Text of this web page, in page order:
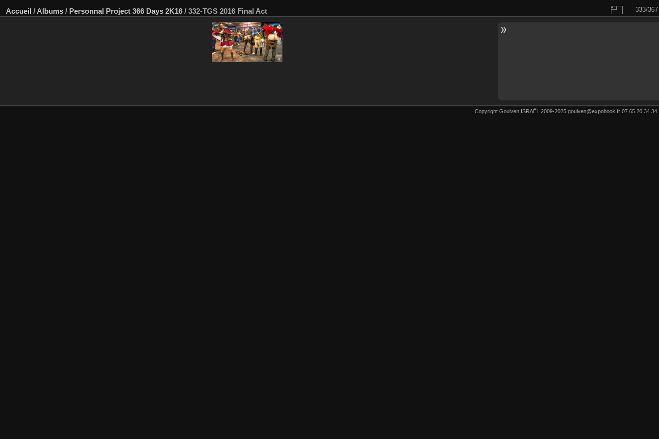
Accueil / Albums / Personnal Project 366 Days 2K16 / 332-TGS 2016 Final Act 333/367
Copyright Goulven ISRAËL 2009-2025 goulven@expobook.fr 07.65.20.34.34